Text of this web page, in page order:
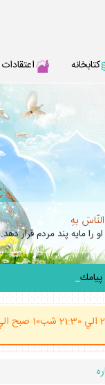
كتابخانه اعتقادات
بهِ
را مايه پند مردم قرار دهد.